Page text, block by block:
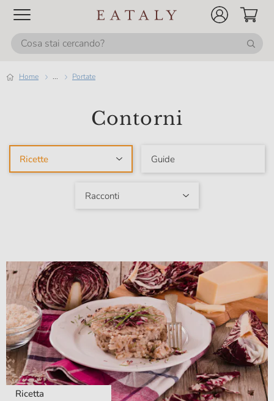
Home ... Portate
Contorni
Ricette Guide
Racconti
Ricetta